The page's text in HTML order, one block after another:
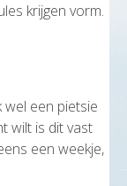
krijgen vorm.
wel een pietsie
wilt is dit vast
een weekje,